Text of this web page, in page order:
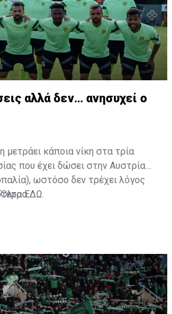
αλλά δεν… ανησυχεί ο
μετράει κάποια νίκη στα τρία
που έχει δώσει στην Αυστρία
ωστόσο δεν τρέχει λόγος
ΕΔΩ